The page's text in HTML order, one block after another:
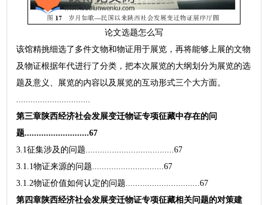
论文选题怎么写
该馆精挑细选了多件文物和物证用于展览，再将能够上展的文物
及物证根据年代进行了分类，把本次展览的大纲划分为展览的选
题及意义、展览的内容以及展览的互动形式三个大方面。
第三章陕西经济社会发展变迁物证专项征藏中存在的问
题...........................67
3.1征集涉及的问题.....................................67
3.1.1物证来源的问题..............................67
3.1.2物证价值如何认定的问题...............................67
第四章陕西经济社会发展变迁物证专项征藏相关问题的对策建